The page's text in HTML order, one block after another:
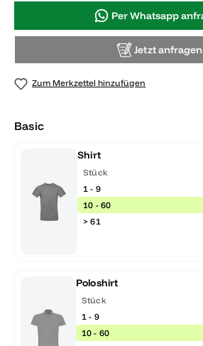
Per Whatsapp
Jetzt anfragen
Zum Merkzettel hinzufügen
Basic
Shirt
Stück
1 - 9
10 - 60
> 61
Poloshirt
Stück
1 - 9
10 - 60